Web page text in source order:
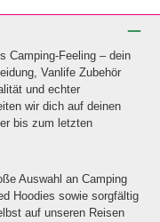
Camping-Feeling – dein
Vanlife Zubehör
und echter
wir dich auf deinen
bis zum letzten
Auswahl an Camping
Hoodies sowie sorgfältig
auf unseren Reisen